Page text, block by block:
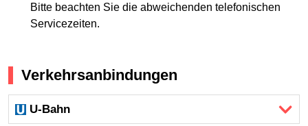
Bitte beachten Sie die abweichenden telefonischen
Servicezeiten.
Verkehrsanbindungen
U-Bahn